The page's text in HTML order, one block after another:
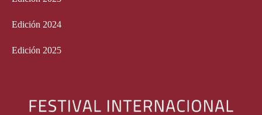
Edición 2024
Edición 2025